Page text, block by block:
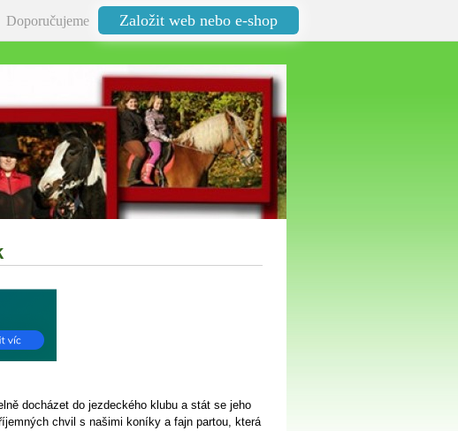
Doporučujeme Založit web nebo e-shop
docházet do jezdeckého klubu a stát se jeho
chvil s našimi koníky a fajn partou, která